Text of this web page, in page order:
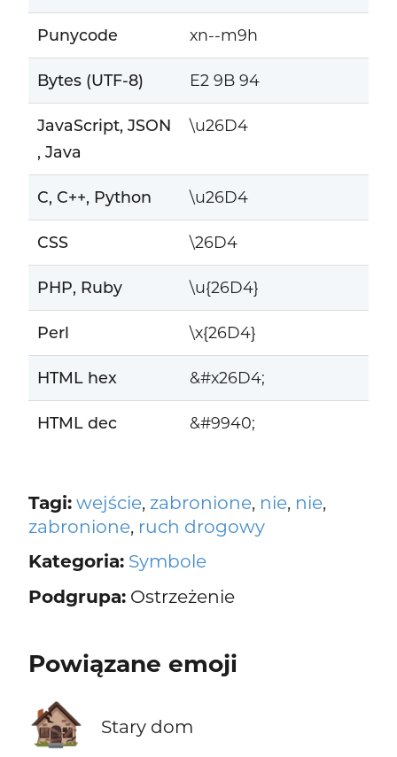
Punycode xn--m9h
Bytes (UTF-8) E2 9B 94
JavaScript, JSON
, Java
\u26D4
C, C++, Python \u26D4
CSS \26D4
PHP, Ruby \u{26D4}
Perl \x{26D4}
HTML hex &#x26D4;
HTML dec &#9940;
Tagi: wejście, zabronione, nie, nie,
zabronione, ruch drogowy
Kategoria: Symbole
Podgrupa:Ostrzeżenie
Powiązane emoji
🏚️ Stary dom